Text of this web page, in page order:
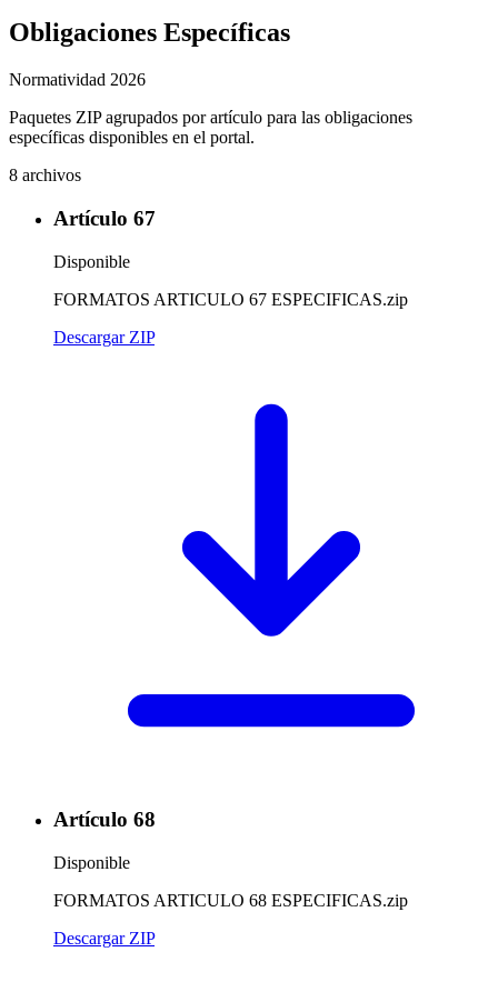
Obligaciones Específicas
Normatividad 2026
Paquetes ZIP agrupados por artículo para las obligaciones
específicas disponibles en el portal.
8 archivos
Artículo 67
Disponible
FORMATOS ARTICULO 67 ESPECIFICAS.zip
Descargar ZIP
Artículo 68
Disponible
FORMATOS ARTICULO 68 ESPECIFICAS.zip
Descargar ZIP